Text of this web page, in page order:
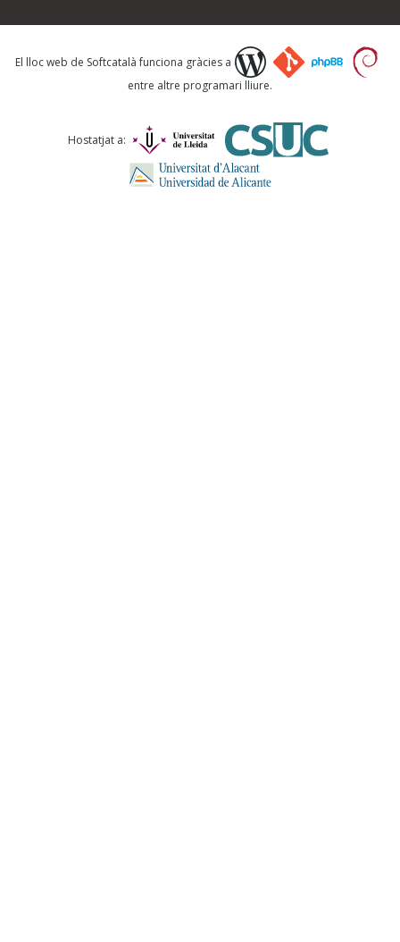
Què proposeu?
Comentari *
El lloc web de Softcatalà funciona gràcies a
entre altre programari lliure.
Hostatjat a: